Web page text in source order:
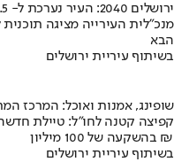
ירושלים 2040: העיר נערכת ל- 1.5 מליון תושבים
מנכ"לית העירייה מציגה
הבא
בשיתוף עיריית ירושלים
שופינג, אמנות ואוכל: המרכז
קפיצה קטנה לחו"ל: טיילת
בהשקעה של 100 מיליון ₪
בשיתוף עיריית ירושלים